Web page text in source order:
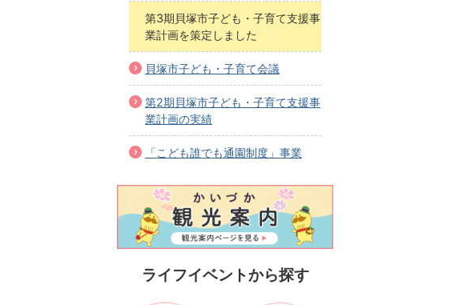
第3期貝塚市子ども・子育て支援事
業計画を策定しました
貝塚市子ども・子育て会議
第2期貝塚市子ども・子育て支援事
業計画の実績
「こども誰でも通園制度」事業
ライフイベントから探す